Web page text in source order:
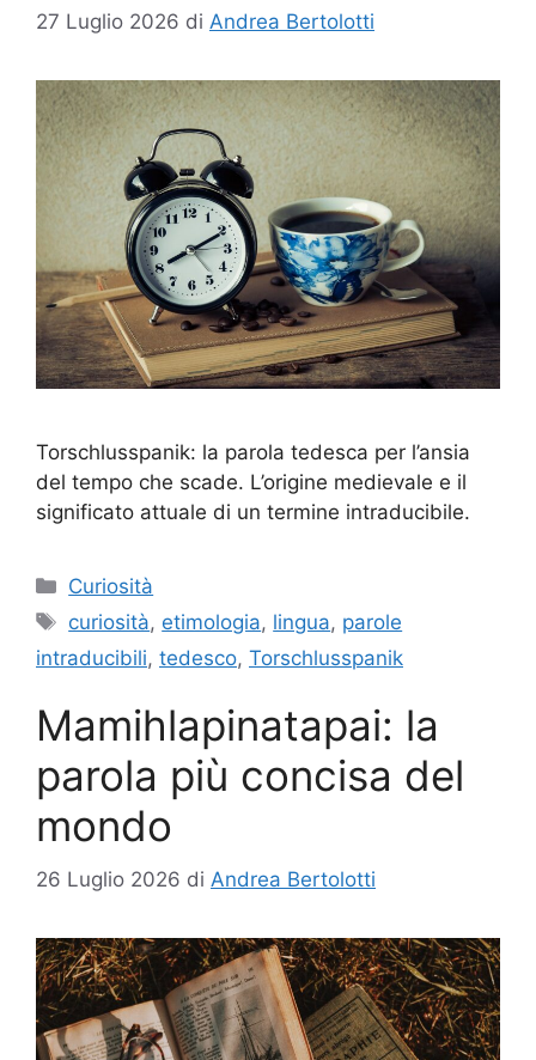
27 Luglio 2026 di Andrea Bertolotti
Torschlusspanik: la parola tedesca per l’ansia
del tempo che scade. L’origine medievale e il
significato attuale di un termine intraducibile.
Categorie
Curiosità
Tag
curiosità, etimologia, lingua, parole
intraducibili, tedesco, Torschlusspanik
Mamihlapinatapai: la
parola più concisa del
mondo
26 Luglio 2026 di Andrea Bertolotti